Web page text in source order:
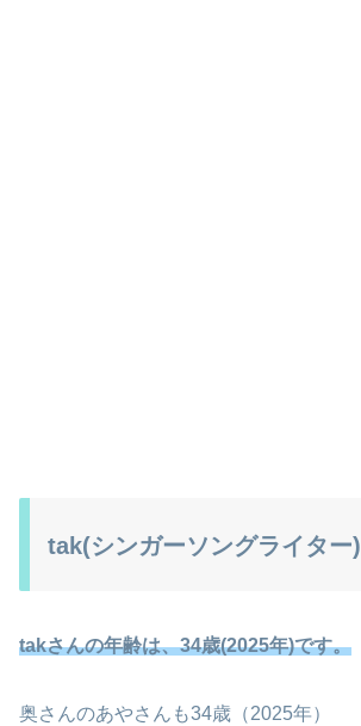
tak(シンガーソングライター
takさんの年齢は、34歳(2025年)です。
奥さんのあやさんも34歳（2025年）